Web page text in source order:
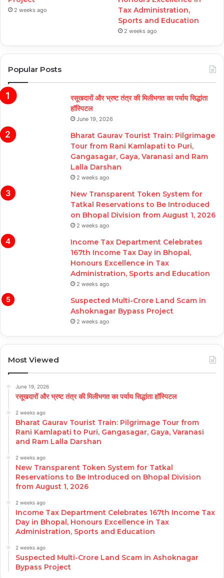
2 weeks ago
Tax Administration,
Sports and Education
2 weeks ago
Popular Posts
रसूखदारों और भ्रष्ट तंत्र की मिलीभगत का पर्याय सिद्धांता
हॉस्पिटल
June 19, 2026
Bharat Gaurav Tourist Train: Pilgrimage
Tour from Rani Kamlapati to Puri,
Gangasagar, Gaya, Varanasi and Ram
Lalla Darshan
2 weeks ago
New Transparent Token System for
Tatkal Reservations to Be Introduced
on Bhopal Division from August 1, 2026
2 weeks ago
Income Tax Department Celebrates
167th Income Tax Day in Bhopal,
Honours Excellence in Tax
Administration, Sports and Education
2 weeks ago
Suspected Multi-Crore Land Scam in
Ashoknagar Bypass Project
2 weeks ago
Most Viewed
June 19, 2026
रसूखदारों और भ्रष्ट तंत्र की मिलीभगत का पर्याय सिद्धांता हॉस्पिटल
2 weeks ago
Bharat Gaurav Tourist Train: Pilgrimage Tour from
Rani Kamlapati to Puri, Gangasagar, Gaya, Varanasi
and Ram Lalla Darshan
2 weeks ago
New Transparent Token System for Tatkal
Reservations to Be Introduced on Bhopal Division
from August 1, 2026
2 weeks ago
Income Tax Department Celebrates 167th Income Tax
Day in Bhopal, Honours Excellence in Tax
Administration, Sports and Education
2 weeks ago
Suspected Multi-Crore Land Scam in Ashoknagar
Bypass Project